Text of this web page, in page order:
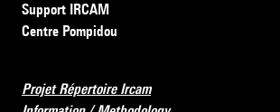
Support IRCAM
Centre Pompidou
Projet Répertoire Ircam